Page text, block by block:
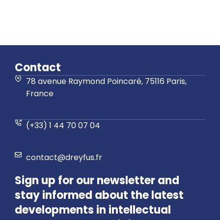
Contact
78 avenue Raymond Poincaré, 75116 Paris,
France
(+33) 1 44 70 07 04
contact@dreyfus.fr
Sign up for our newsletter and
stay informed about the latest
developments in intellectual